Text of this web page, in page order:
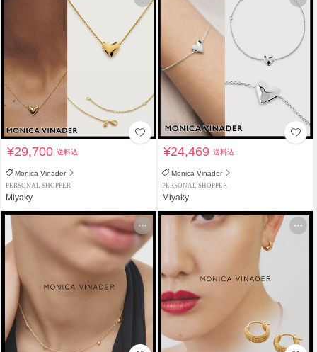
¥29,700送料込
Monica Vinader
PERSONAL SHOPPER
Miyaky
¥24,469送料込
Monica Vinader
PERSONAL SHOPPER
Miyaky